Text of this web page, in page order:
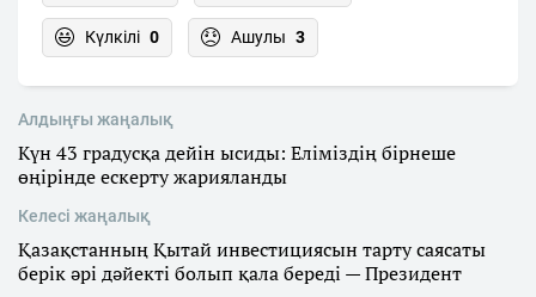
Күлкілі 0 Ашулы 3
Алдыңғы жаңалық
Күн 43 градусқа дейін ысиды: Еліміздің бірнеше
өңірінде ескерту жарияланды
Келесі жаңалық
Қазақстанның Қытай инвестициясын тарту саясаты
берік әрі дәйекті болып қала береді — Президент